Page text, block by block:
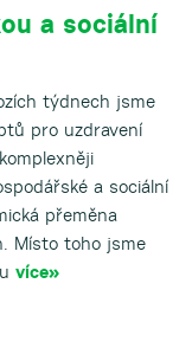
a sociální
týdnech jsme
pro uzdravení
a sociální
přeměna
Místo toho jsme
více»